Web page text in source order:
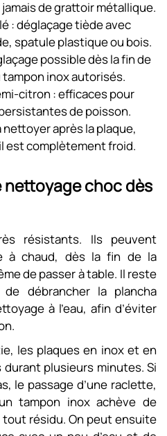
de grattoir métallique.
: déglaçage tiède avec
spatule plastique ou bois.
possible dès la fin de
inox autorisés.
citron : efficaces pour
de poisson.
nettoyer après la plaque,
est complètement froid.
nettoyage choc dès
résistants. Ils peuvent
à chaud, dès la fin de la
de passer à table. Il reste
débrancher la plancha
à l’eau, afin d’éviter
les plaques en inox et en
plusieurs minutes. Si
le passage d’une raclette,
tampon inox achève de
tout résidu. On peut ensuite